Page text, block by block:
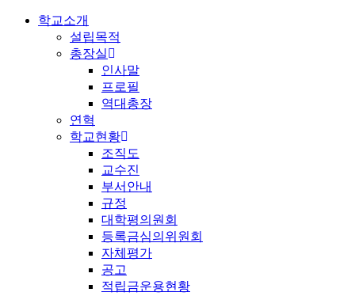
학교소개
설립목적
총장실
인사말
프로필
역대총장
연혁
학교현황
조직도
교수진
부서안내
규정
대학평의원회
등록금심의위원회
자체평가
공고
적립금운용현황